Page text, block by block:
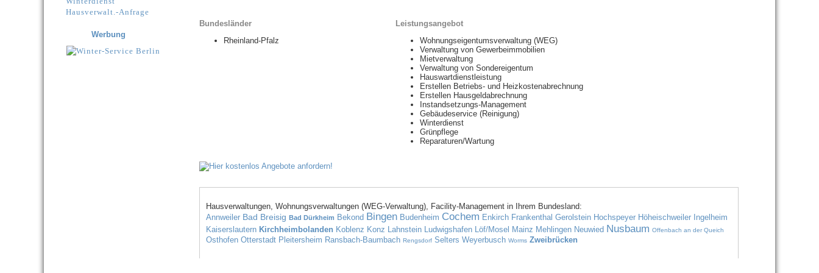
Bundesländer
Rheinland-Pfalz
Leistungsangebot
Wohnungseigentumsverwaltung (WEG)
Verwaltung von Gewerbeimmobilien
Mietverwaltung
Verwaltung von Sondereigentum
Hauswartdienstleistung
Erstellen Betriebs- und Heizkostenabrechnung
Erstellen Hausgeldabrechnung
Instandsetzungs-Management
Gebäudeservice (Reinigung)
Winterdienst
Grünpflege
Reparaturen/Wartung
Hausverwaltungen, Wohnungsverwaltungen (WEG-Verwaltung), Facility-Management in Ihrem Bundesland:
Annweiler Bad Breisig Bad Dürkheim Bekond Bingen Budenheim Cochem Enkirch Frankenthal Gerolstein Hochspeyer Höheischweiler Ingelheim
Kaiserslautern Kirchheimbolanden Koblenz Konz Lahnstein Ludwigshafen Löf/Mosel Mainz Mehlingen Neuwied Nusbaum Offenbach an der Queich
Osthofen Otterstadt Pleitersheim Ransbach-Baumbach Rengsdorf Selters Weyerbusch Worms Zweibrücken
Hausverwalt.-Anfrage
Werbung